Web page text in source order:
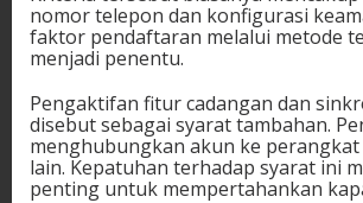
nomor telepon dan konfigurasi
faktor pendaftaran melalui metode
menjadi penentu.
Pengaktifan fitur cadangan dan
disebut sebagai syarat tambahan.
menghubungkan akun ke perangkat
lain. Kepatuhan terhadap syarat ini
penting untuk mempertahankan